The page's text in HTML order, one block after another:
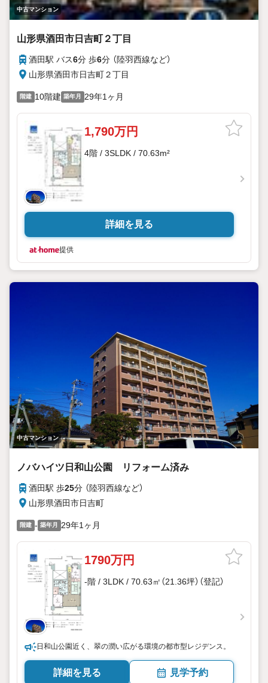
中古マンション
山形県酒田市日吉町２丁目
酒田駅 バス6分 歩6分 （陸羽西線など）
山形県酒田市日吉町２丁目
階建 10階建 築年月 29年1ヶ月
1,790万円
4階 / 3SLDK / 70.63m²
詳細を見る
提供
中古マンション
ノバハイツ日和山公園 リフォーム済み
酒田駅 歩25分 （陸羽西線など）
山形県酒田市日吉町
階建 - 築年月 29年1ヶ月
1790万円
-階 / 3LDK / 70.63㎡（21.36坪）（登記）
日和山公園近く、翠の潤い広がる環境の都市型レジデンス。
詳細を見る 見学予約